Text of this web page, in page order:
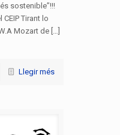
sostenible”!!!
CEIP Tirant lo
Mozart de […]
Llegir més